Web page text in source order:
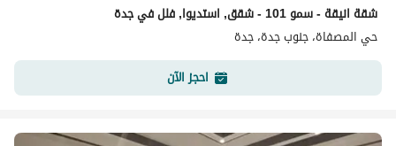
شقة انيقة - سمو 101 - شقق, استديوا, فلل في جدة
حي المصفاة، جنوب جدة، جدة
احجز الآن